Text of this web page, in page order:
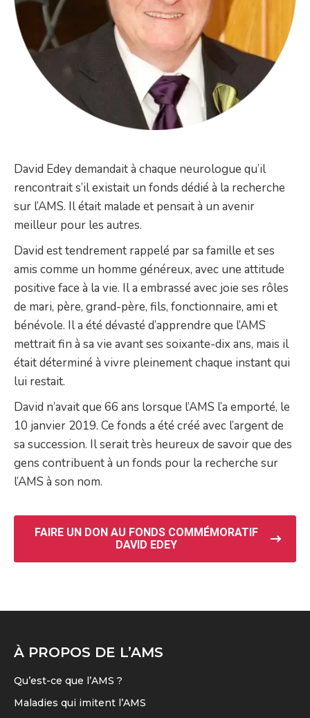
David Edey demandait à chaque neurologue qu’il
rencontrait s’il existait un fonds dédié à la recherche
sur l’AMS. Il était malade et pensait à un avenir
meilleur pour les autres.
David est tendrement rappelé par sa famille et ses
amis comme un homme généreux, avec une attitude
positive face à la vie. Il a embrassé avec joie ses rôles
de mari, père, grand-père, fils, fonctionnaire, ami et
bénévole. Il a été dévasté d’apprendre que l’AMS
mettrait fin à sa vie avant ses soixante-dix ans, mais il
était déterminé à vivre pleinement chaque instant qui
lui restait.
David n’avait que 66 ans lorsque l’AMS l’a emporté, le
10 janvier 2019. Ce fonds a été créé avec l’argent de
sa succession. Il serait très heureux de savoir que des
gens contribuent à un fonds pour la recherche sur
l’AMS à son nom.
FAIRE UN DON AU FONDS COMMÉMORATIF
DAVID EDEY
À PROPOS DE L’AMS
Qu’est-ce que l’AMS ?
Maladies qui imitent l’AMS